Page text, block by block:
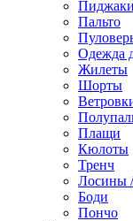
Пиджаки
Пальто
Одежда
Жилеты
Шорты
Плащи
Кюлоты
Тренч
Лосины
Боди
Пончо